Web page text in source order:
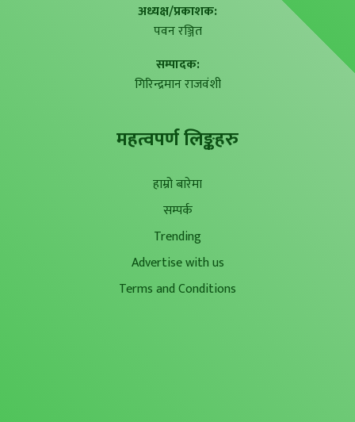
अध्यक्ष/प्रकाशक:
पवन रञ्जित
सम्पादक:
गिरिन्द्रमान राजवंशी
महत्वपर्ण लिङ्कहरु
हाम्रो बारेमा
सम्पर्क
Trending
Advertise with us
Terms and Conditions